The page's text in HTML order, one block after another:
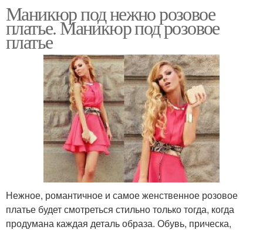
Маникюр под нежно розовое
платье. Маникюр под розовое
платье
Нежное, романтичное и самое женственное розовое
платье будет смотреться стильно только тогда, когда
продумана каждая деталь образа. Обувь, прическа,